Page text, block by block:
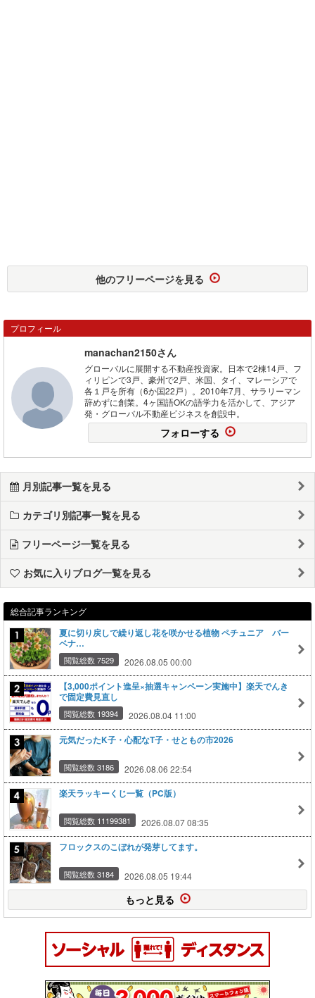
他のフリーページを見る
プロフィール
manachan2150さん
グローバルに展開する不動産投資家。日本で2棟14戸、フ
ィリピンで3戸、豪州で2戸、米国、タイ、マレーシアで
各１戸を所有（6か国22戸）。2010年7月、サラリーマン
辞めずに創業。4ヶ国語OKの語学力を活かして、アジア
発・グローバル不動産ビジネスを創設中。
フォローする
月別記事一覧を見る
カテゴリ別記事一覧を見る
フリーページ一覧を見る
お気に入りブログ一覧を見る
総合記事ランキング
夏に切り戻しで繰り返し花を咲かせる植物 ペチュニア バー
ベナ…
閲覧総数 7529 2026.08.05 00:00
【3,000ポイント進呈×抽選キャンペーン実施中】楽天でんき
で固定費見直し
閲覧総数 19394 2026.08.04 11:00
元気だったK子・心配なT子・せともの市2026
閲覧総数 3186 2026.08.06 22:54
楽天ラッキーくじ一覧（PC版）
閲覧総数 11199381 2026.08.07 08:35
フロックスのこぼれが発芽してます。
閲覧総数 3184 2026.08.05 19:44
もっと見る